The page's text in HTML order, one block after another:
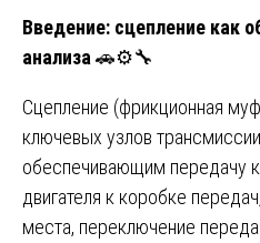
Введение: сцепление как
анализа 🚗⚙️🔧
Сцепление (фрикционная
ключевых узлов
обеспечивающим передачу
двигателя к коробке
места, переключение